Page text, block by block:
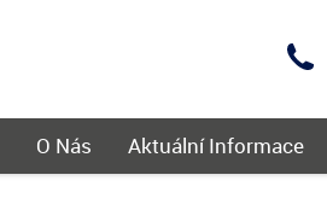
O Nás Aktuální Informace